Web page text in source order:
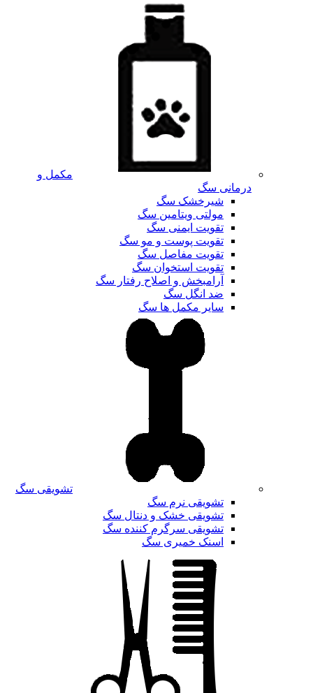
مکمل و
درمانی سگ
شیرخشک سگ
مولتی ویتامین سگ
تقویت ایمنی سگ
تقویت پوست و مو سگ
تقویت مفاصل سگ
تقویت استخوان سگ
آرامبخش و اصلاح رفتار سگ
ضد انگل سگ
سایر مکمل ها سگ
تشویقی سگ
تشویقی نرم سگ
تشویقی خشک و دنتال سگ
تشویقی سرگرم کننده سگ
اسنک خمیری سگ